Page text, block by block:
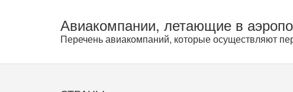
Авиакомпании, летающие в
Перечень авиакомпаний, которые осуществляют